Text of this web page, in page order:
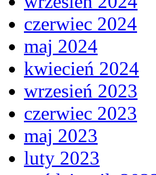
czerwiec 2024
maj 2024
kwiecień 2024
wrzesień 2023
czerwiec 2023
maj 2023
luty 2023